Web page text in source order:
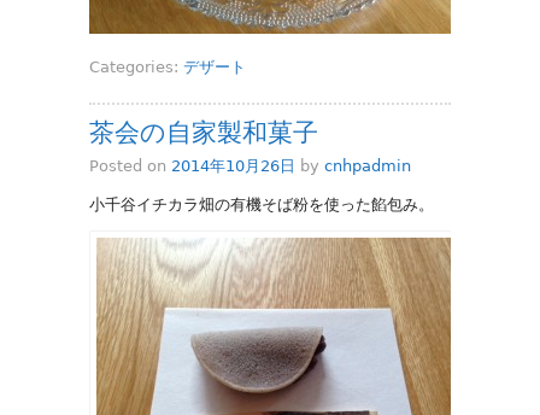
Categories: デザート
茶会の自家製和菓子
Posted on 2014年10月26日 by cnhpadmin
小千谷イチカラ畑の有機そば粉を使った餡包み。